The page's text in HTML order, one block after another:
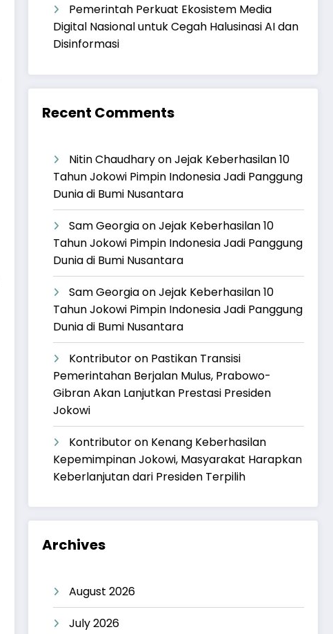
Pemerintah Perkuat Ekosistem Media
Digital Nasional untuk Cegah Halusinasi AI dan
Disinformasi
Recent Comments
Nitin ChaudharyonJejak Keberhasilan 10
Tahun Jokowi Pimpin Indonesia Jadi Panggung
Dunia di Bumi Nusantara
Sam GeorgiaonJejak Keberhasilan 10
Tahun Jokowi Pimpin Indonesia Jadi Panggung
Dunia di Bumi Nusantara
Sam GeorgiaonJejak Keberhasilan 10
Tahun Jokowi Pimpin Indonesia Jadi Panggung
Dunia di Bumi Nusantara
Kontributoron Pastikan Transisi
Pemerintahan Berjalan Mulus, Prabowo-
Gibran Akan Lanjutkan Prestasi Presiden
Jokowi
Kontributoron Kenang Keberhasilan
Kepemimpinan Jokowi, Masyarakat Harapkan
Keberlanjutan dari Presiden Terpilih
Archives
August 2026
July 2026